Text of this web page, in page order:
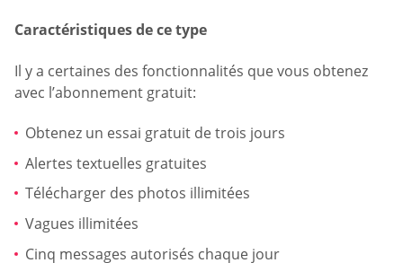
Caractéristiques de ce type
Il y a certaines des fonctionnalités que vous obtenez
avec l’abonnement gratuit:
Obtenez un essai gratuit de trois jours
Alertes textuelles gratuites
Télécharger des photos illimitées
Vagues illimitées
Cinq messages autorisés chaque jour